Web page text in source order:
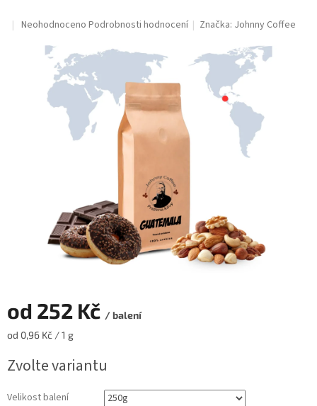
Průměrné
produktu
Neohodnoceno Podrobnosti hodnocení Značka: Johnny Coffee
od 252 Kč / balení
Měrná
od 0,96 Kč / 1 g
Zvolte variantu
Velikost balení